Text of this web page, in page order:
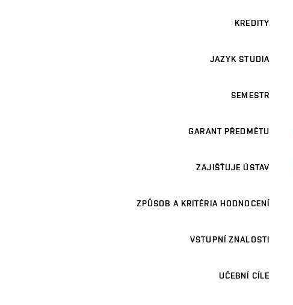
KREDITY
JAZYK STUDIA
SEMESTR
GARANT PŘEDMĚTU
ZAJIŠŤUJE ÚSTAV
ZPŮSOB A KRITÉRIA HODNOCENÍ
VSTUPNÍ ZNALOSTI
UČEBNÍ CÍLE